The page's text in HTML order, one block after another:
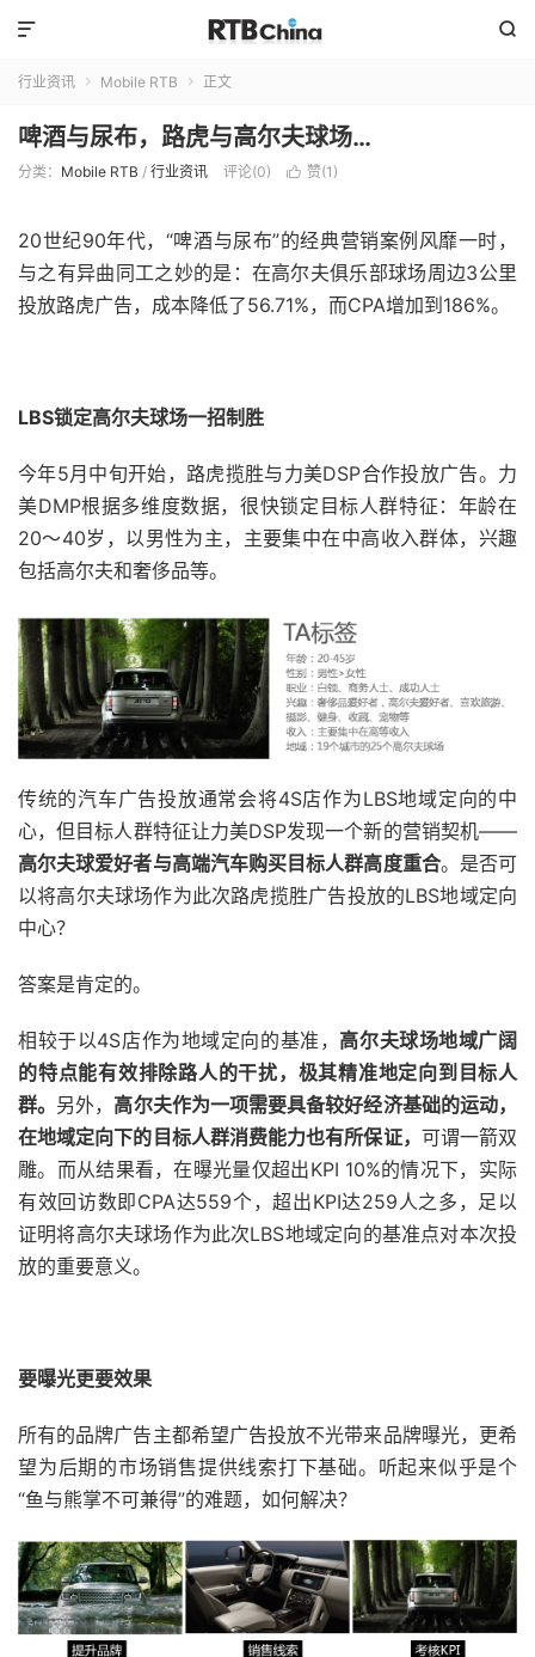


行业资讯  Mobile RTB  正文
啤酒与尿布，路虎与高尔夫球场…
分类： Mobile RTB / 行业资讯 评论(0)  赞(1 )
20世纪90年代，“啤酒与尿布”的经典营销案例风靡一时，
与之有异曲同工之妙的是：在高尔夫俱乐部球场周边3公里
投放路虎广告，成本降低了56.71%，而CPA增加到186%。
LBS锁定高尔夫球场一招制胜
今年5月中旬开始，路虎揽胜与力美DSP合作投放广告。力
美DMP根据多维度数据，很快锁定目标人群特征：年龄在
20～40岁，以男性为主，主要集中在中高收入群体，兴趣
包括高尔夫和奢侈品等。
传统的汽车广告投放通常会将4S店作为LBS地域定向的中
心，但目标人群特征让力美DSP发现一个新的营销契机——
高尔夫球爱好者与高端汽车购买目标人群高度重合。是否可
以将高尔夫球场作为此次路虎揽胜广告投放的LBS地域定向
中心？
答案是肯定的。
相较于以4S店作为地域定向的基准， 高尔夫球场地域广阔
的特点能有效排除路人的干扰，极其精准地定向到目标人
群。 另外， 高尔夫作为一项需要具备较好经济基础的运动，
在地域定向下的目标人群消费能力也有所保证， 可谓一箭双
雕。而从结果看，在曝光量仅超出KPI 10%的情况下，实际
有效回访数即CPA达559个，超出KPI达259人之多，足以
证明将高尔夫球场作为此次LBS地域定向的基准点对本次投
放的重要意义。
要曝光更要效果
所有的品牌广告主都希望广告投放不光带来品牌曝光，更希
望为后期的市场销售提供线索打下基础。听起来似乎是个
“鱼与熊掌不可兼得”的难题，如何解决？